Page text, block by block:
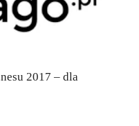
2017 – dla